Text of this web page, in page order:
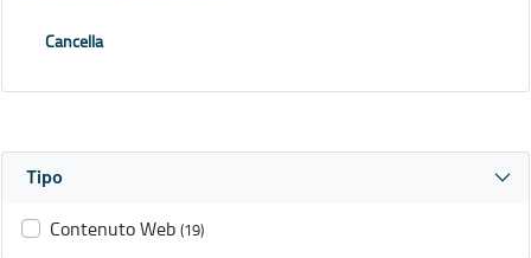
Cancella
Tipo
Contenuto Web (19)